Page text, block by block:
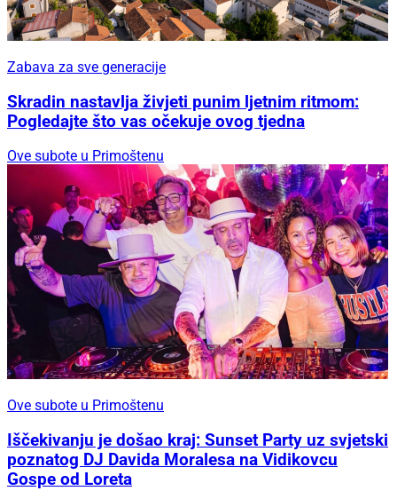
Zabava za sve generacije
Skradin nastavlja živjeti punim ljetnim ritmom:
Pogledajte što vas očekuje ovog tjedna
Ove subote u Primoštenu
Ove subote u Primoštenu
Iščekivanju je došao kraj: Sunset Party uz svjetski
poznatog DJ Davida Moralesa na Vidikovcu
Gospe od Loreta